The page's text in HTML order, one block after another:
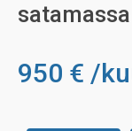
satamassa
950 € /